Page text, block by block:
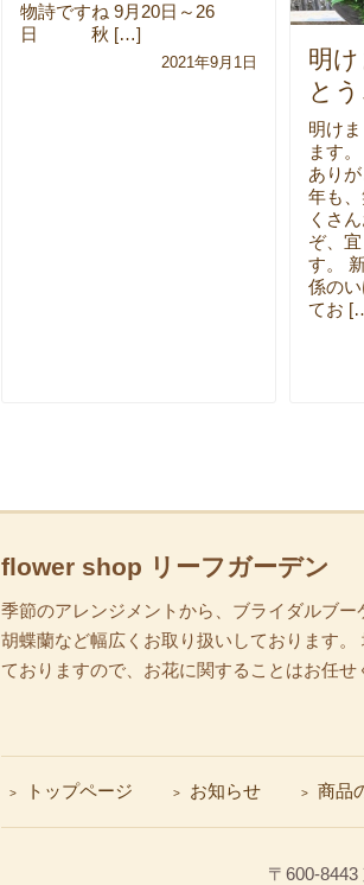
物詩ですね 9月20日～26
日 秋 […]
2021年9月1日
明
と
明け
ます
あり
年も
くさ
ぞ、
す。
係の
てお
flower shop リーフガーデン
季節のアレンジメントから、ブライダルブー
胡蝶蘭など幅広くお取り扱いしております
ておりますので、お花に関することはお任せ
トップページ お知らせ 商品
〒600-8443